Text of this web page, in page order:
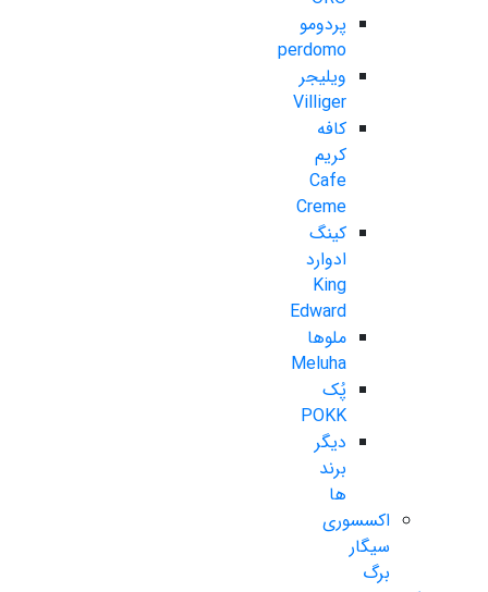
پردومو
perdomo
ویلیجر
Villiger
کافه
کریم
Cafe
Creme
کینگ
ادوارد
King
Edward
ملوها
Meluha
پُک
POKK
دیگر
برند
ها
اکسسوری
سیگار
برگ